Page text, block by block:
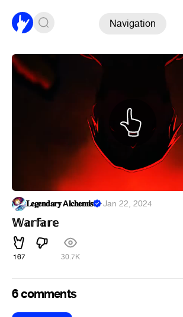
Navigation
𝐋𝐞𝐠𝐞𝐧𝐝𝐚𝐫𝐲 A𝐥𝐜𝐡𝐞𝐦𝐢𝐬𝐭 ·Jan 22, 2024
𝕎𝕒𝕣𝕗𝕒𝕣𝕖
167 30.7K
6 comments